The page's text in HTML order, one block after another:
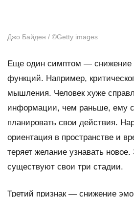
Джо Байден / ©Getty images
Еще один симптом — снижение
функций. Например,
мышления. Человек хуже
информации, чем раньше, ему
планировать свои действия.
ориентация в пространстве и
теряет желание узнавать новое.
существуют свои три стадии.
Третий признак — снижение